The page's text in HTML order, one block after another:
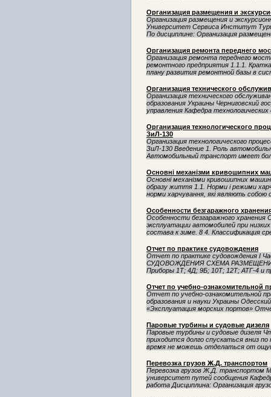
Организация размещения и
Организация размещения и
Университет Сервиса Институт
По дисциплине: Организация
Организация ремонта переднего
Организация ремонта переднего
ремонтного предприятия 1.1.1.
плану развития ремонтной базы в
Организация технического
Организация технического
образования Украины Черниговский
управления Кафедра технологических
Организация технологического
ЗиЛ-130
Организация технологического
ЗиЛ-130 Введение 1. Роль
Автомобильный транспорт имеет
Основні механізми кривошипних
Основні механізми кривошипних
образу життя 1.1. Норми і режими
норми харчування, які являють собою
Особенности безгаражного
Особенности безгаражного хранения
эксплуатации автомобилей при
состава к зиме. 8 4. Классификация
Отчет по практике судовождения
Отчет по практике судовождения I
СУДОВОЖДЕНИЯ СХЕМА РАЗМЕЩЕНИЯ
Приборы 1Т; 4Д; 9Б; 10Т; 12Т; АТГ-4 и
Отчет по учебно-ознакомительной
Отчет по учебно-ознакомительной
образования и науки Украины
«Эксплуатация морских портов»
Паровые турбины и судовые дизеля
Паровые турбины и судовые дизеля
приходится долго спускаться вниз
время не можешь отделаться от
Перевозка грузов Ж.Д. транспортом
Перевозка грузов Ж.Д. транспортом
университет путей сообщения
работа Дисциплина: Организация